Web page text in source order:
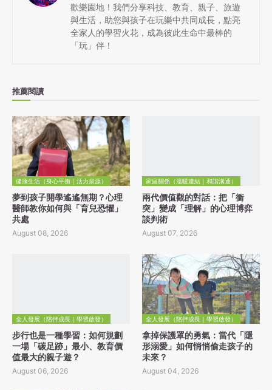
歡樂園地！我們分享科技、教育、親子、旅遊
與生活，助您與孩子在玩樂中共同成長，點亮
全家人的學習火花，成為彼此生命中最棒的
「玩」伴！
推薦閱讀
健康生活（身心平衡｜活力泉源）
夢到孩子開學遙遙無期？心理
醫師教你如何與「育兒恐懼」
共處
August 08, 2026
家庭關係（溫暖連結｜和諧溝通）
兩代價值觀的對話：把「衝
突」變成「理解」的心理博弈
談判術
August 07, 2026
全人發展（陪伴成長｜學習啟發）
步行也是一種學習：如何規劃
一場「碳足跡」最小、教育價
值最大的親子遊？
August 06, 2026
全人發展（陪伴成長｜學習啟發）
拿掉保護罩的勇氣：當代「隱
形溺愛」如何悄悄偷走孩子的
未來？
August 04, 2026